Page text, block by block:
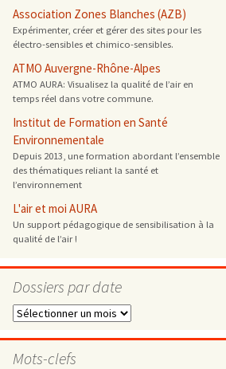
Association Zones Blanches (AZB)
Expérimenter, créer et gérer des sites pour les
électro-sensibles et chimico-sensibles.
ATMO Auvergne-Rhône-Alpes
ATMO AURA: Visualisez la qualité de l’air en
temps réel dans votre commune.
Institut de Formation en Santé
Environnementale
Depuis 2013, une formation abordant l’ensemble
des thématiques reliant la santé et
l’environnement
L'air et moi AURA
Un support pédagogique de sensibilisation à la
qualité de l’air !
Dossiers par date
Dossiers
date
Mots-clefs